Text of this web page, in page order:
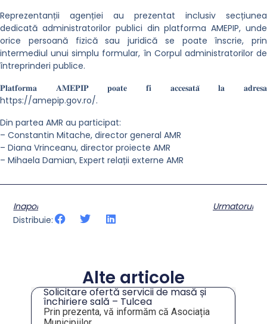
Reprezentanții agenției au prezentat inclusiv secțiunea
dedicată administratorilor publici din platforma AMEPIP, unde
orice persoană fizică sau juridică se poate înscrie, prin
intermediul unui simplu formular, în Corpul administratorilor de
întreprinderi publice.
𝐏𝐥𝐚𝐭𝐟𝐨𝐫𝐦𝐚 𝐀𝐌𝐄𝐏𝐈𝐏 𝐩𝐨𝐚𝐭𝐞 𝐟𝐢 𝐚𝐜𝐜𝐞𝐬𝐚𝐭𝐚̆ 𝐥𝐚 𝐚𝐝𝐫𝐞𝐬𝐚
https://amepip.gov.ro/.
Din partea AMR au participat:
– Constantin Mitache, director general AMR
– Diana Vrinceanu, director proiecte AMR
– Mihaela Damian, Expert relații externe AMR
Inapoi
Urmatorul
Distribuie:
Alte articole
Solicitare ofertă servicii de masă și
închiriere sală – Tulcea
Prin prezenta, vă informăm că Asociația